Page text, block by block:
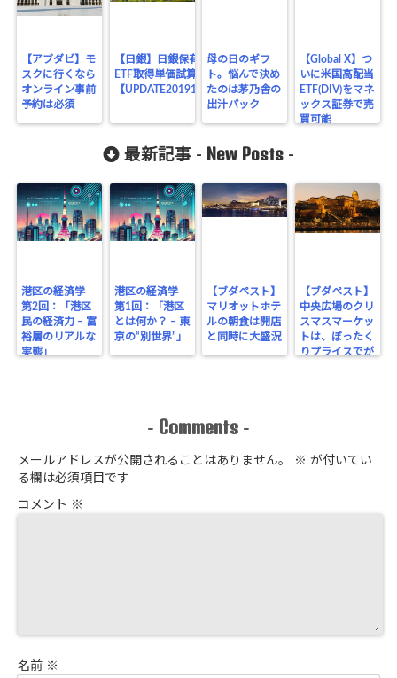
【アブダビ】モ
スクに行くなら
オンライン事前
予約は必須
【日銀】日銀保有の
ETF取得単価試算
【UPDATE20191031】
母の日のギフ
ト。悩んで決め
たのは茅乃舎の
出汁パック
【Global X】つ
いに米国高配当
ETF(DIV)をマネ
ックス証券で売
買可能
最新記事 - New Posts -
港区の経済学
第2回：「港区
民の経済力 – 富
裕層のリアルな
実態」
港区の経済学
第1回：「港区
とは何か？ – 東
京の“別世界”」
【ブダペスト】
マリオットホテ
ルの朝食は開店
と同時に大盛況
【ブダペスト】
中央広場のクリ
スマスマーケッ
トは、ぼったく
りプライスでが
- Comments -
メールアドレスが公開されることはありません。 ※ が付いてい
る欄は必須項目です
コメント ※
名前 ※